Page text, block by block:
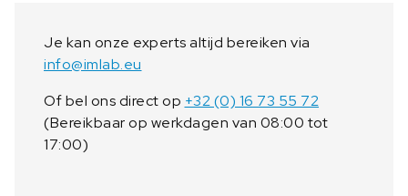
Je kan onze experts altijd bereiken via
info@imlab.eu
Of bel ons direct op +32 (0) 16 73 55 72
(Bereikbaar op werkdagen van 08:00 tot
17:00)